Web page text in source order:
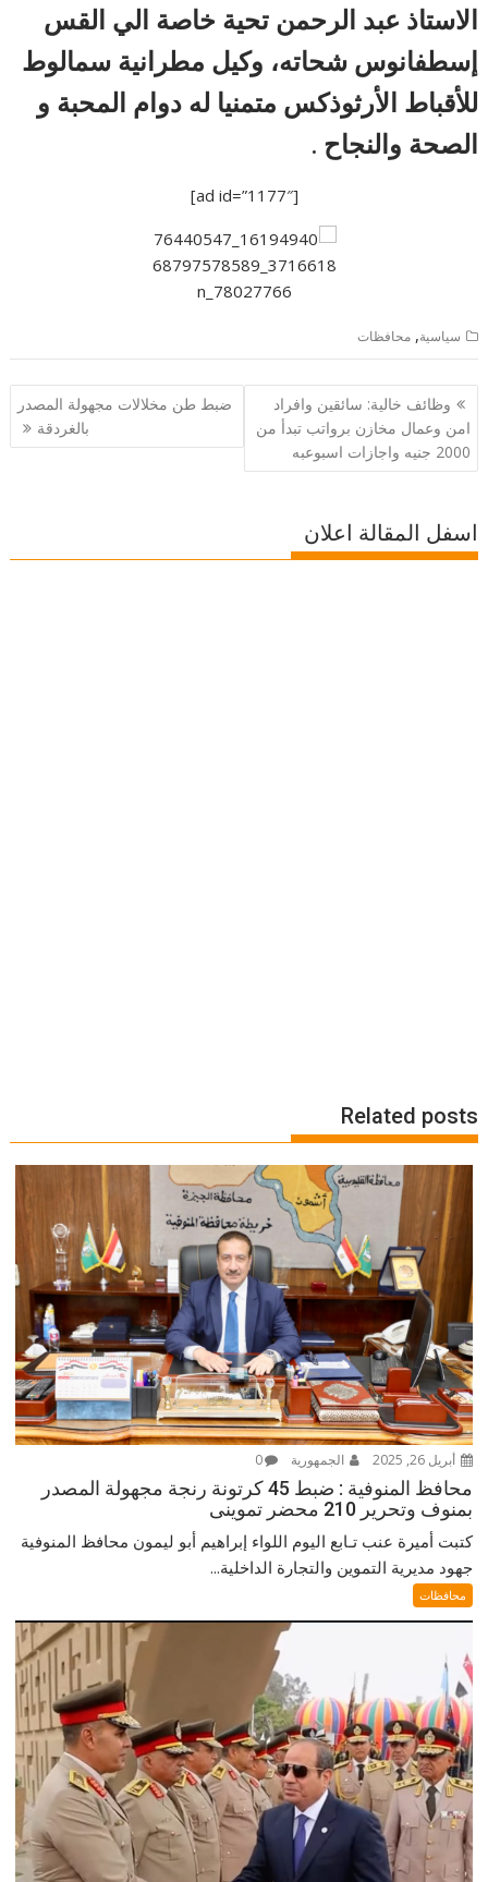
الاستاذ عبد الرحمن تحية خاصة الي القس
إسطفانوس شحاته، وكيل مطرانية سمالوط
للأقباط الأرثوذكس متمنيا له دوام المحبة و
الصحة والنجاح .
[ad id=”1177″]
سياسية,محافظات
تصفّح
المقالات
وظائف خالية: سائقين وافراد
امن وعمال مخازن برواتب تبدأ من
2000 جنيه واجازات اسبوعبه
ضبط طن مخلالات مجهولة المصدر
بالغردقة
اسفل المقالة اعلان
Related posts
أبريل 26, 2025 الجمهورية 0
محافظ المنوفية : ضبط 45 كرتونة رنجة مجهولة المصدر
بمنوف وتحرير 210 محضر تموينى
كتبت أميرة عنب تـابع اليوم اللواء إبراهيم أبو ليمون محافظ المنوفية
جهود مديرية التموين والتجارة الداخلية...
محافظات